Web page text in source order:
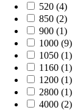
520 (4)
850 (2)
900 (1)
1000 (9)
1050 (1)
1160 (1)
1200 (1)
2800 (1)
4000 (2)